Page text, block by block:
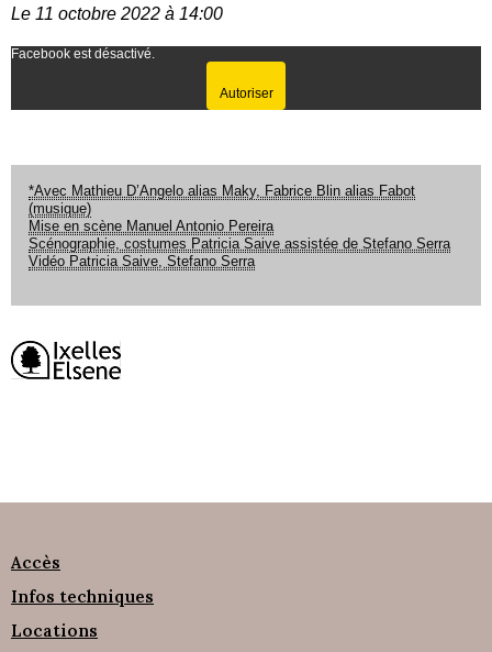
Le 11 octobre 2022 à 14:00
Facebook est désactivé.
Autoriser
*Avec Mathieu D’Angelo alias Maky, Fabrice Blin alias Fabot
(musique)
Mise en scène Manuel Antonio Pereira
Scénographie, costumes Patricia Saive assistée de Stefano Serra
Vidéo Patricia Saive, Stefano Serra
Accès
Infos techniques
Locations